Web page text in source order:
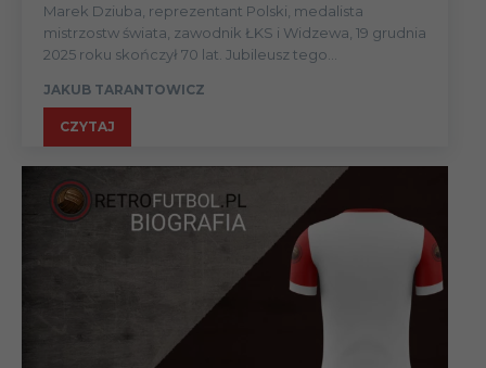
Marek Dziuba, reprezentant Polski, medalista
mistrzostw świata, zawodnik ŁKS i Widzewa, 19 grudnia
2025 roku skończył 70 lat. Jubileusz tego...
JAKUB TARANTOWICZ
CZYTAJ